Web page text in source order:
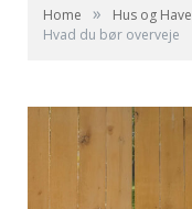
Home » Hus og Have
Hvad du bør overveje